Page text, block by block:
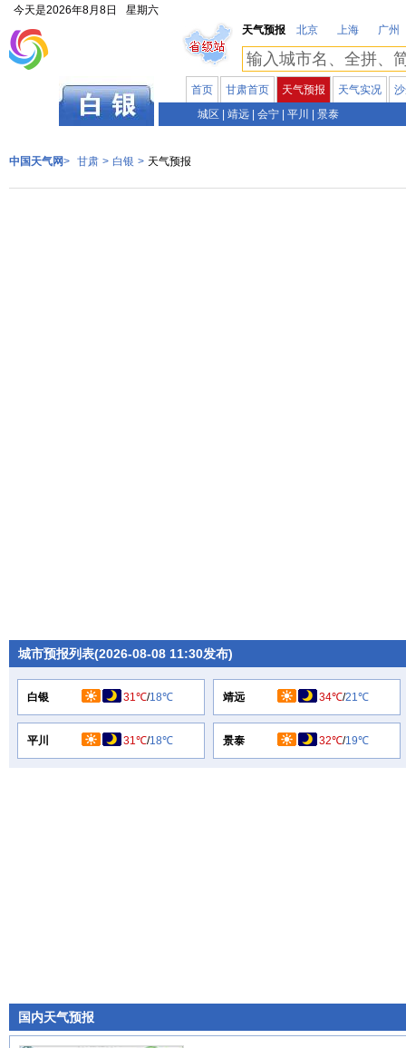
今天是2026年8月8日
星期六
天气预报
北京 上海 广州
首页 甘肃首页 天气预报 天气实况
城区
靖远 会宁 平川 景泰
中国天气网> 甘肃 > 白银 > 天气预报
城市预报列表(2026-08-08 11:30发布)
白银 31℃/18℃ 靖远 34℃/21℃
平川 31℃/18℃ 景泰 32℃/19℃
国内天气预报